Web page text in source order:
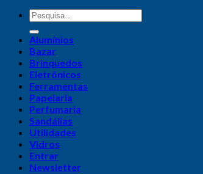
Alumínios
Bazar
Brinquedos
Eletrônicos
Ferramentas
Papelaria
Perfumaria
Sandálias
Utilidades
Vidros
Entrar
Newsletter